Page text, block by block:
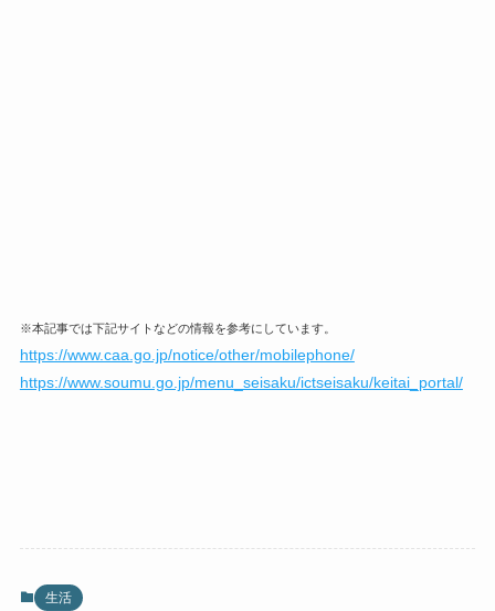
※本記事では下記サイトなどの情報を参考にしています。
https://www.caa.go.jp/notice/other/mobilephone/
https://www.soumu.go.jp/menu_seisaku/ictseisaku/keitai_portal/
生活